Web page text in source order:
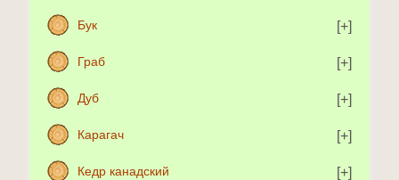
Бук
Граб
Дуб
Карагач
Кедр канадский